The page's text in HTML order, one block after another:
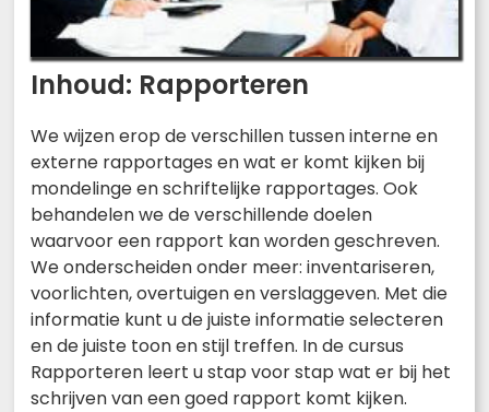
Inhoud: Rapporteren
We wijzen erop de verschillen tussen interne en
externe rapportages en wat er komt kijken bij
mondelinge en schriftelijke rapportages. Ook
behandelen we de verschillende doelen
waarvoor een rapport kan worden geschreven.
We onderscheiden onder meer: inventariseren,
voorlichten, overtuigen en verslaggeven. Met die
informatie kunt u de juiste informatie selecteren
en de juiste toon en stijl treffen. In de cursus
Rapporteren leert u stap voor stap wat er bij het
schrijven van een goed rapport komt kijken.